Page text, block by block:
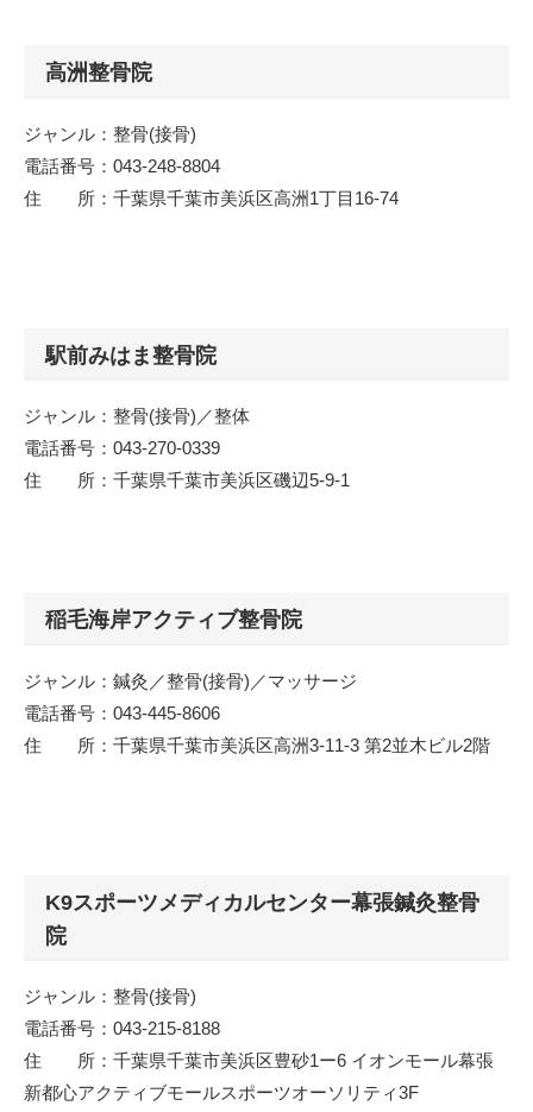
高洲整骨院
ジャンル：整骨(接骨)
電話番号：043-248-8804
住 所：千葉県千葉市美浜区高洲1丁目16-74
駅前みはま整骨院
ジャンル：整骨(接骨)／整体
電話番号：043-270-0339
住 所：千葉県千葉市美浜区磯辺5-9-1
稲毛海岸アクティブ整骨院
ジャンル：鍼灸／整骨(接骨)／マッサージ
電話番号：043-445-8606
住 所：千葉県千葉市美浜区高洲3-11-3 第2並木ビル2階
K9スポーツメディカルセンター幕張鍼灸整骨
院
ジャンル：整骨(接骨)
電話番号：043-215-8188
住 所：千葉県千葉市美浜区豊砂1ー6 イオンモール幕張
新都心アクティブモールスポーツオーソリティ3F